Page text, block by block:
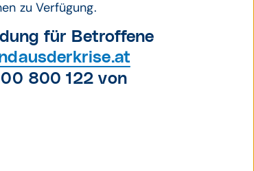
zu Verfügung.
für Betroffene
800 122 von